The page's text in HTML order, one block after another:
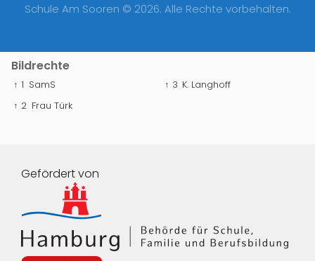
Schule Am Sooren © 2026. Alle Rechte vorbehalten.
Bildrechte
↑ 1 SamS
↑ 2 Frau Türk
↑ 3 K. Langhoff
Gefördert von